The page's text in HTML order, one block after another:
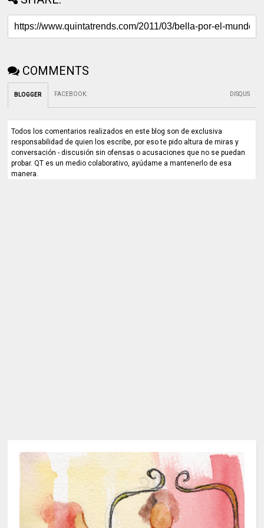
COMMENTS
BLOGGER FACEBOOK: DISQUS
Todos los comentarios realizados en este blog son de exclusiva
responsabilidad de quien los escribe, por eso te pido altura de miras y
conversación - discusión sin ofensas o acusaciones que no se puedan
probar. QT es un medio colaborativo, ayúdame a mantenerlo de esa
manera.